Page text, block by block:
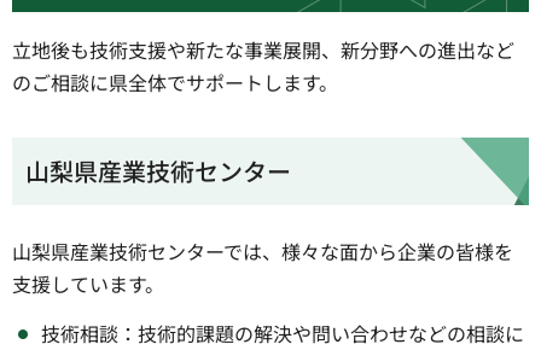
立地後も技術支援や新たな事業展開、新分野への進出など
のご相談に県全体でサポートします。
山梨県産業技術センター
山梨県産業技術センターでは、様々な面から企業の皆様を
支援しています。
技術相談：技術的課題の解決や問い合わせなどの相談に